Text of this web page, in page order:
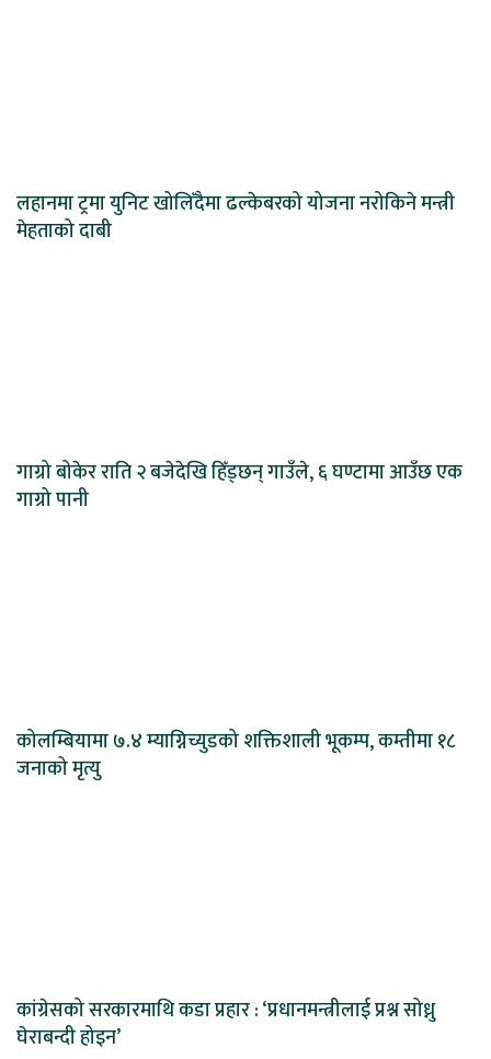
लहानमा ट्रमा युनिट खोलिँदैमा ढल्केबरको योजना नरोकिने मन्त्री
मेहताको दाबी
गाग्रो बोकेर राति २ बजेदेखि हिँड्छन् गाउँले, ६ घण्टामा आउँछ एक
गाग्रो पानी
कोलम्बियामा ७.४ म्याग्निच्युडको शक्तिशाली भूकम्प, कम्तीमा १८
जनाको मृत्यु
कांग्रेसको सरकारमाथि कडा प्रहार : ‘प्रधानमन्त्रीलाई प्रश्न सोध्नु
घेराबन्दी होइन’